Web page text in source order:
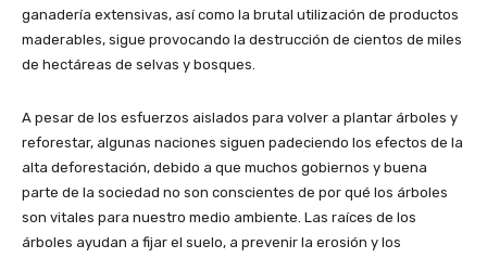
ganadería extensivas, así como la brutal utilización de productos
maderables, sigue provocando la destrucción de cientos de miles
de hectáreas de selvas y bosques.
A pesar de los esfuerzos aislados para volver a plantar árboles y
reforestar, algunas naciones siguen padeciendo los efectos de la
alta deforestación, debido a que muchos gobiernos y buena
parte de la sociedad no son conscientes de por qué los árboles
son vitales para nuestro medio ambiente. Las raíces de los
árboles ayudan a fijar el suelo, a prevenir la erosión y los